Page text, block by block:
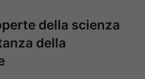
della scienza
della